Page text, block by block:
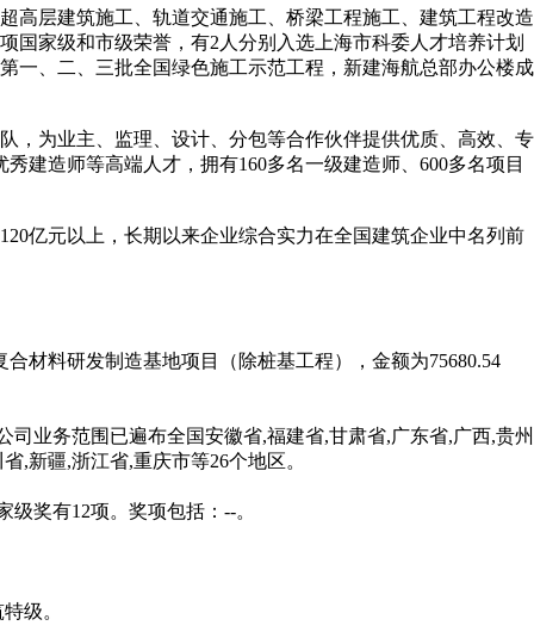
服务
服务 > 数据导出服务>
层建筑施工、轨道交通施工、桥梁工程施工、建筑工程改造
家级和市级荣誉，有2人分别入选上海市科委人才培养计划
一、二、三批全国绿色施工示范工程，新建海航总部办公楼成
为业主、监理、设计、分包等合作伙伴提供优质、高效、专
建造师等高端人才，拥有160多名一级建造师、600多名项目
亿元以上，长期以来企业综合实力在全国建筑企业中名列前
材料研发制造基地项目（除桩基工程），金额为75680.54
司业务范围已遍布全国安徽省,福建省,甘肃省,广东省,广西,贵州
,新疆,浙江省,重庆市等26个地区。
奖有12项。 奖项包括：--。
级。